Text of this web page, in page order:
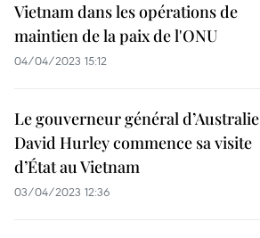
Vietnam dans les opérations de
maintien de la paix de l'ONU
04/04/2023 15:12
Le gouverneur général d’Australie
David Hurley commence sa visite
d’État au Vietnam
03/04/2023 12:36